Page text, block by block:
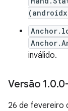
inválido.
Versão 1.0.
26 de fevereiro